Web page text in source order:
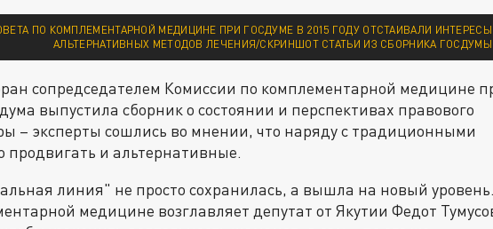
ПО КОМПЛЕМЕНТАРНОЙ МЕДИЦИНЕ ПРИ ГОСДУМЕ В 2015 ГОДУ ОТСТАИВАЛИ ИНТЕРЕСЫ
АЛЬТЕРНАТИВНЫХ МЕТОДОВ ЛЕЧЕНИЯ/СКРИНШОТ СТАТЬИ ИЗ СБОРНИКА ГОСДУМЫ
сопредседателем Комиссии по комплементарной медицине
выпустила сборник о состоянии и перспективах правового
– эксперты сошлись во мнении, что наряду с традиционными
и альтернативные.
линия" не просто сохранилась, а вышла на новый уровень.
медицине возглавляет депутат от Якутии Федот